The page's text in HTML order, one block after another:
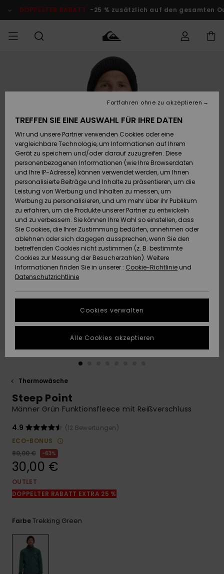
Produktinformation
DOPPELTER RABATT -25 % zusätzlich auf den gesamten
Kleidung
Accessoires
Schuhe&
Flip-Flops
Surf
Snow
Brandneu
Highlights
Kleidung
Accessoires
Schuhe&
Flip-Flops
Surf
Snow
Brandneu
Highlights
FRAUEN
Shop
Brandneu
Highlights
Snow
SURF
Surf Shop
Männer
Kinder
Highlights
Community
SNOW
Snow Shop
Männer
Snow Shop
Kinder
Snow Shop
Damen
Highlights
Community
DOPPELTER
RABATT
Outlet
Herren
KINDER
Outlet
Frauen
HILFE & KONTAKT
Auf meine
Bestellung
zugreifen
Retouren
Bezahlung
Geschenkkarte
Quiksilver
Freedom
Datenschutz
Starten Sie eine
um die
schnellste
Antwort auf Ihre
Finden Sie
die häufigsten
Fragen sowie
NACHHALTIGKEIT
SHOPS
QUIKSILVER APP
WUNSCHLISTE
Thermowäsche
Steep Point
Männer Grün Funktionsfleece mit Reißverschluss
4.9
(12 Bewertungen)
ECO-BONUS
80,00 €
63%
30,00 €
OUTLET
DOPPELTER RABATT EXTRA 25 %
FarbeTrekking Green
TREFFEN SIE EINE AUSWAHL FÜR IHRE DATEN
Wir und unsere Partner verwenden Cookies oder eine
vergleichbare Technologie, um Informationen auf Ihrem
Gerät zu speichern und/oder darauf zuzugreifen. Diese
personenbezogenen Informationen (wie Ihre Browserdaten
und Ihre IP-Adresse) können verwendet werden, um Ihnen
personalisierte Beiträge und Inhalte zu präsentieren, um die
Leistung von Werbung und Inhalten zu messen, um
Werbung zu personalisieren, und um mehr über ihr Publikum
zu erfahren, um die Produkte unserer Partner zu entwickeln
und zu verbessern. Sie können Ihre Wahl so einstellen, dass
Sie Cookies, die Ihrer Zustimmung bedürfen, annehmen oder
ablehnen oder sich dagegen aussprechen, wenn Sie den
betreffenden Cookies nicht zustimmen (z. B. bestimmte
Cookies zur Messung der Besucherzahlen). Weitere
Informationen finden Sie in unserer : Cookie-Richtlinie und
Datenschutzrichtlinie
Cookies verwalten
Fortfahren ohne zu akzeptieren
Alle Cookies akzeptieren